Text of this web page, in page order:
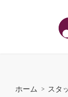
ツ
ホーム > スタ